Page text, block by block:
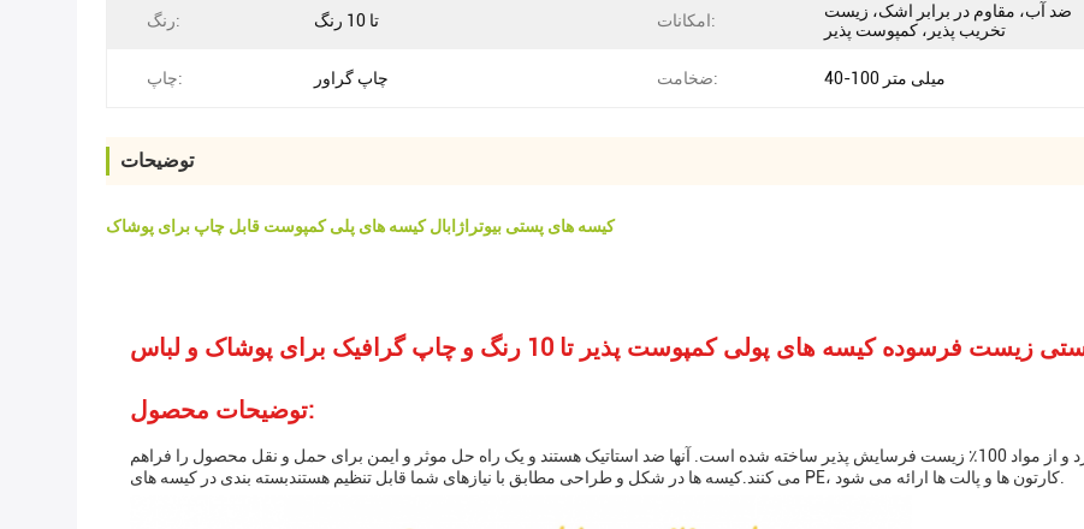
رنگ: تا 10 رنگ امکانات:
ضد آب، مقاوم در برابر اشک، زیست
تخریب پذیر، کمپوست پذیر
چاپ: چاپ گراور ضخامت: 40-100 میلی متر
توضیحات
کیسه های پستی بیوتراژابال کیسه های پلی کمپوست قابل چاپ برای پوشاک
فرسوده کیسه های پولی کمپوست پذیر تا 10 رنگ و چاپ گرافیک برای پوشاک و لباس
توضیحات محصول:
کیسه های پلی کامپوست قابل استفاده تا 10 رنگ وجود دارد و از مواد 100٪ زیست فرسایش پذیر ساخته شده است. آنها ضد استاتیک هستند و یک راه حل موثر و ایمن برای حمل و نقل محصول را فراهم